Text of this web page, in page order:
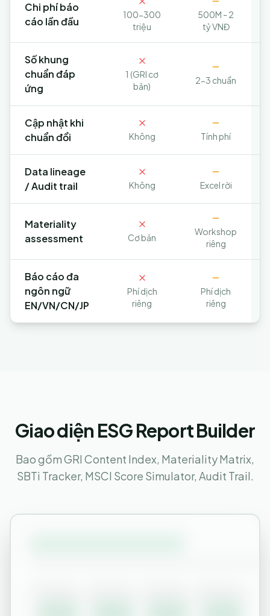
Chi phí báo
cáo lần đầu
100-300
triệu
500M - 2
tỷ VNĐ
Số khung
chuẩn đáp
ứng
1 (GRI cơ
bản)
2-3 chuẩn
Cập nhật khi
chuẩn đổi
Không Tính phí
Data lineage
/ Audit trail
Không Excel rời
Materiality
assessment
Cơ bản
Workshop
riêng
Báo cáo đa
ngôn ngữ
EN/VN/CN/JP
Phí dịch
riêng
Phí dịch
riêng
Giao diện ESG Report Builder
Bao gồm GRI Content Index, Materiality Matrix,
SBTi Tracker, MSCI Score Simulator, Audit Trail.